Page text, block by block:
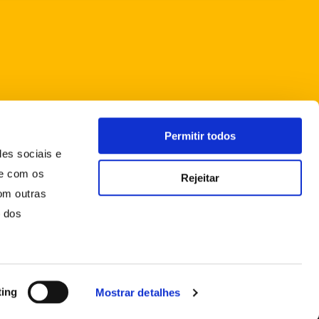
sociais e
com os
outras
dos
Mostrar detalhes
Permitir todos
Rejeitar
CONDIÇÕES GERAIS DE VENDA